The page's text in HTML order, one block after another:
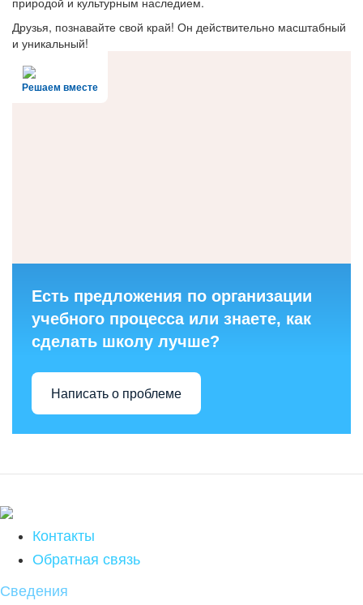
Друзья, познавайте свой край! Он действительно масштабный
и уникальный!
Решаем вместе
Есть предложения по организации
учебного процесса или знаете, как
сделать школу лучше?
Написать о проблеме
Контакты
Обратная связь
Сведения